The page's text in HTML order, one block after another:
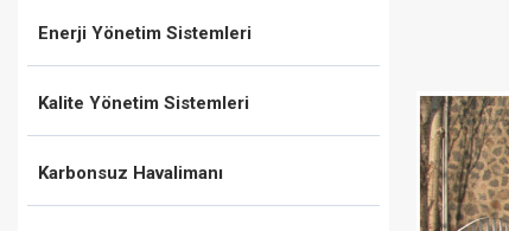
Enerji Yönetim Sistemleri
Kalite Yönetim Sistemleri
Karbonsuz Havalimanı